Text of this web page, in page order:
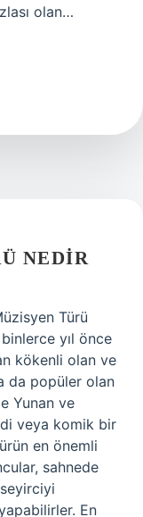
olan…
NEDIR
Türü
yıl önce
kökenli olan ve
da popüler olan
Yunan ve
veya komik bir
en önemli
sahnede
En